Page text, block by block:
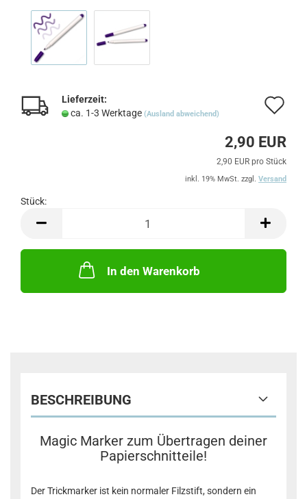
Lieferzeit:
ca. 1-3 Werktage (Ausland abweichend)
2,90 EUR
2,90 EUR pro Stück
inkl. 19% MwSt. zzgl. Versand
Stück:
In den Warenkorb
BESCHREIBUNG
Magic Marker zum Übertragen deiner
Papierschnitteile!
Der Trickmarker ist kein normaler Filzstift, sondern ein